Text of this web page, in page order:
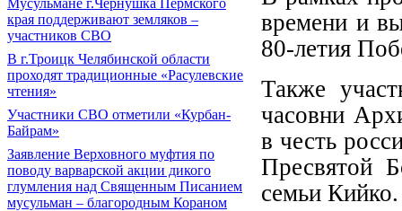
Мусульмане г.Чернушка Пермского
края поддерживают земляков –
участников СВО
В г.Троицк Челябинской области
проходят традиционные «Расулевские
чтения»
Участники СВО отметили «Курбан-
Байрам»
Заявление Верховного муфтия по
поводу варварской акции дикого
глумления над Священным Писанием
мусульман – благородным Кораном
времени и
80-летия
Также
часовни
в честь
Пресвятой
семьи Кийко.